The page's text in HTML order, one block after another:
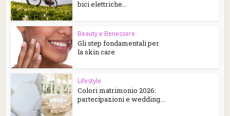
bici elettriche...
Beauty e Benessere
Gli step fondamentali per
la skin care
Lifestyle
Colori matrimonio 2026:
partecipazioni e wedding...